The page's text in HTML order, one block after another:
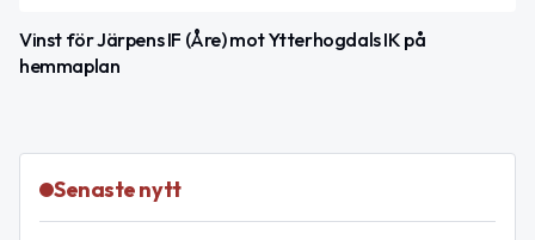
Vinst för Järpens IF (Åre) mot Ytterhogdals IK på
hemmaplan
Senaste nytt